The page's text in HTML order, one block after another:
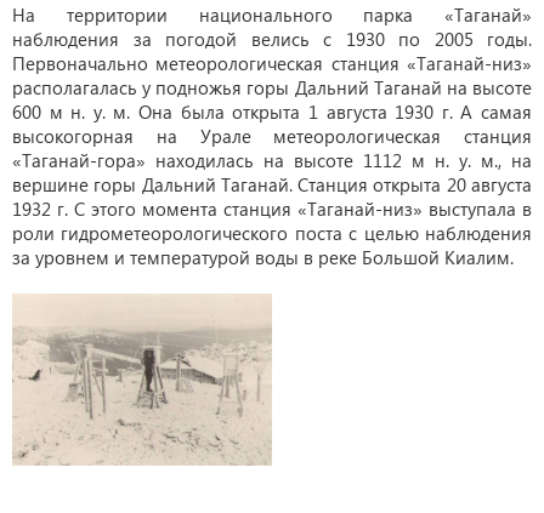
На территории национального парка «Таганай»
наблюдения за погодой велись с 1930 по 2005 годы.
Первоначально метеорологическая станция «Таганай-низ»
располагалась у подножья горы Дальний Таганай на высоте
600 м н. у. м. Она была открыта 1 августа 1930 г. А самая
высокогорная на Урале метеорологическая станция
«Таганай-гора» находилась на высоте 1112 м н. у. м., на
вершине горы Дальний Таганай. Станция открыта 20 августа
1932 г. С этого момента станция «Таганай-низ» выступала в
роли гидрометеорологического поста с целью наблюдения
за уровнем и температурой воды в реке Большой Киалим.